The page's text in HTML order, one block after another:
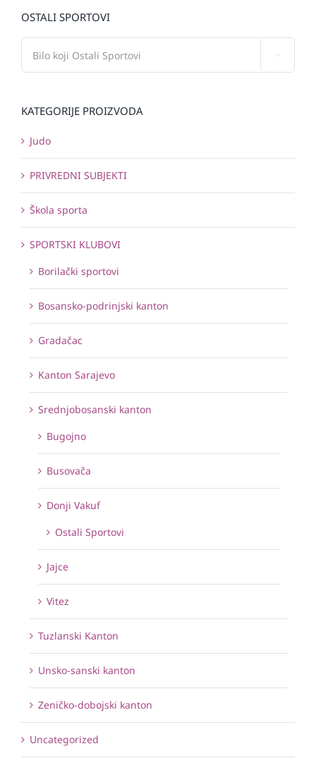
OSTALI SPORTOVI
KATEGORIJE PROIZVODA
Judo
PRIVREDNI SUBJEKTI
Škola sporta
SPORTSKI KLUBOVI
Borilački sportovi
Bosansko-podrinjski kanton
Gradačac
Kanton Sarajevo
Srednjobosanski kanton
Bugojno
Busovača
Donji Vakuf
Ostali Sportovi
Jajce
Vitez
Tuzlanski Kanton
Unsko-sanski kanton
Zeničko-dobojski kanton
Uncategorized